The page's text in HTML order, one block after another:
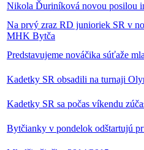
Nikola Ďuriníková novou posilou
Na prvý zraz RD junioriek SR v
MHK Bytča
Predstavujeme nováčika súťaže
Kadetky SR obsadili na turnaji
Kadetky SR sa počas víkendu
Bytčianky v pondelok odštartujú